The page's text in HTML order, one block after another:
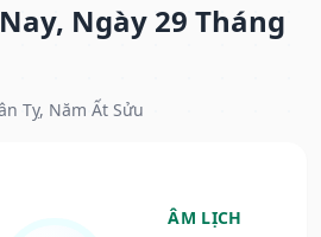
Ngày 29 Tháng
Tỵ, Năm Ất Sửu
ÂM LỊCH